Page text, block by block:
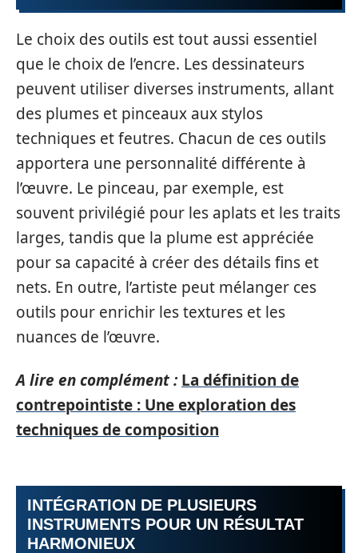
Le choix des outils est tout aussi essentiel
que le choix de l’encre. Les dessinateurs
peuvent utiliser diverses instruments, allant
des plumes et pinceaux aux stylos
techniques et feutres. Chacun de ces outils
apportera une personnalité différente à
l’œuvre. Le pinceau, par exemple, est
souvent privilégié pour les aplats et les traits
larges, tandis que la plume est appréciée
pour sa capacité à créer des détails fins et
nets. En outre, l’artiste peut mélanger ces
outils pour enrichir les textures et les
nuances de l’œuvre.
A lire en complément : La définition de
contrepointiste : Une exploration des
techniques de composition
INTÉGRATION DE PLUSIEURS
INSTRUMENTS POUR UN RÉSULTAT
HARMONIEUX